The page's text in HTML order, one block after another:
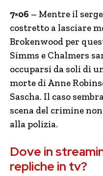
7×06 – Mentre il
costretto a lasciare
Brokenwood per
Simms e Chalmers
occuparsi da soli di
morte di Anne
Sascha. Il caso
scena del crimine
alla polizia.
Dove in
repliche in tv?